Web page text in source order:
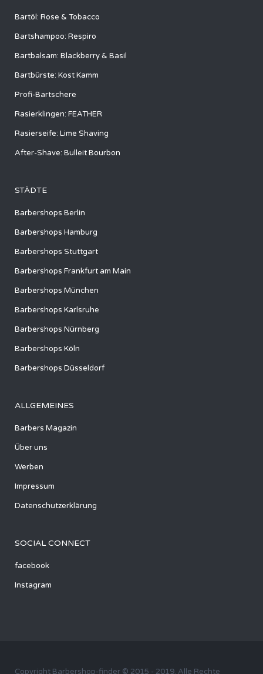
Bartöl: Rose & Tobacco
Bartshampoo: Respiro
Bartbalsam: Blackberry & Basil
Bartbürste: Kost Kamm
Profi-Bartschere
Rasierklingen: FEATHER
Rasierseife: Lime Shaving
After-Shave: Bulleit Bourbon
STÄDTE
Barbershops Berlin
Barbershops Hamburg
Barbershops Stuttgart
Barbershops Frankfurt am Main
Barbershops München
Barbershops Karlsruhe
Barbershops Nürnberg
Barbershops Köln
Barbershops Düsseldorf
ALLGEMEINES
Barbers Magazin
Über uns
Werben
Impressum
Datenschutzerklärung
SOCIAL CONNECT
facebook
Instagram
Copyright Barbershop-finder © 2015 - 2019. Alle Rechte